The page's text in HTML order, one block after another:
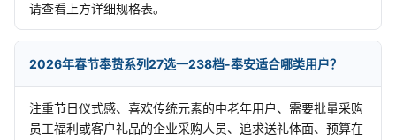
请查看上方详细规格表。
2026年春节奉贽系列27选一238档-奉安适合哪类用户？
注重节日仪式感、喜欢传统元素的中老年用户、需要批量采购
员工福利或客户礼品的企业采购人员、追求送礼体面、预算在